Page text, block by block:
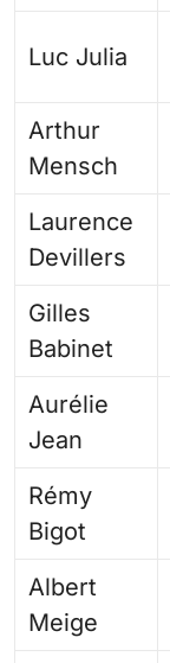
Luc Julia
Arthur
Mensch
Laurence
Devillers
Gilles
Babinet
Aurélie
Jean
Rémy
Bigot
Albert
Meige